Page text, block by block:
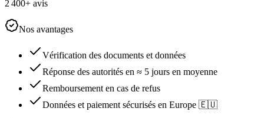
2 400+ avis
Nos avantages
Vérification des documents et données
Réponse des autorités en ≈ 5 jours en moyenne
Remboursement en cas de refus
Données et paiement sécurisés en Europe 🇪🇺